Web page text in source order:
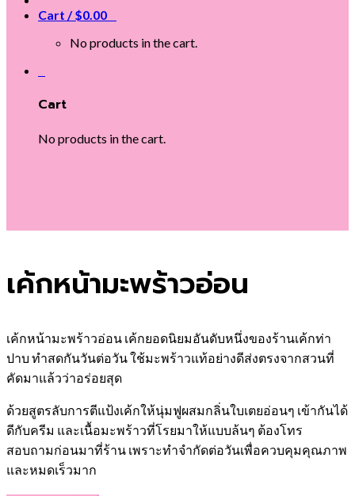
Cart /$0.00
No products in the cart.
Cart
No products in the cart.
เค้กหน้ามะพร้าวอ่อน
เค้กหน้ามะพร้าวอ่อน เค้กยอดนิยมอันดับหนึ่งของร้านเค้กท่า
ปาบ ทำสดกันวันต่อวัน ใช้มะพร้าวแท้อย่างดีส่งตรงจากสวนที่
คัดมาแล้วว่าอร่อยสุด
ด้วยสูตรลับการตีแป้งเค้กให้นุ่มฟูผสมกลิ่นใบเตยอ่อนๆ เข้ากันได้
ดีกับครีม และเนื้อมะพร้าวที่โรยมาให้แบบล้นๆ ต้องโทร
สอบถามก่อนมาที่ร้าน เพราะทำจำกัดต่อวันเพื่อควบคุมคุณภาพ
และหมดเร็วมาก